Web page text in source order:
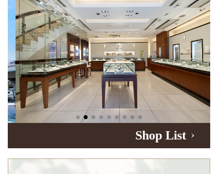
Shop List